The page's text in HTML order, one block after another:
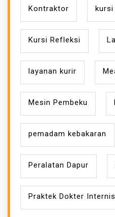
Kontraktor
Kursi Refleksi
layanan kurir
Mesin Pembeku
pemadam kebakaran
Peralatan Dapur
Praktek Dokter Internis